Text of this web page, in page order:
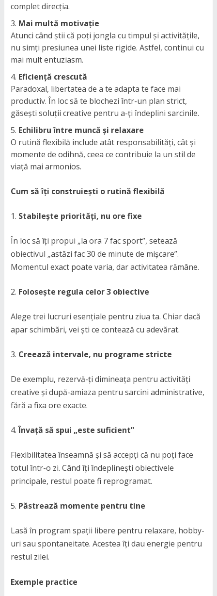
complet direcția.
Mai multă motivație
Atunci când știi că poți jongla cu timpul și activitățile,
nu simți presiunea unei liste rigide. Astfel, continui cu
mai mult entuziasm.
Eficiență crescută
Paradoxal, libertatea de a te adapta te face mai
productiv. În loc să te blochezi într-un plan strict,
găsești soluții creative pentru a-ți îndeplini sarcinile.
Echilibru între muncă și relaxare
O rutină flexibilă include atât responsabilități, cât și
momente de odihnă, ceea ce contribuie la un stil de
viață mai armonios.
Cum să îți construiești o rutină flexibilă
Stabilește priorități, nu ore fixe
În loc să îți propui „la ora 7 fac sport”, setează
obiectivul „astăzi fac 30 de minute de mișcare”.
Momentul exact poate varia, dar activitatea rămâne.
Folosește regula celor 3 obiective
Alege trei lucruri esențiale pentru ziua ta. Chiar dacă
apar schimbări, vei ști ce contează cu adevărat.
Creează intervale, nu programe stricte
De exemplu, rezervă-ți dimineața pentru activități
creative și după-amiaza pentru sarcini administrative,
fără a fixa ore exacte.
Învață să spui „este suficient”
Flexibilitatea înseamnă și să accepți că nu poți face
totul într-o zi. Când îți îndeplinești obiectivele
principale, restul poate fi reprogramat.
Păstrează momente pentru tine
Lasă în program spații libere pentru relaxare, hobby-
uri sau spontaneitate. Acestea îți dau energie pentru
restul zilei.
Exemple practice